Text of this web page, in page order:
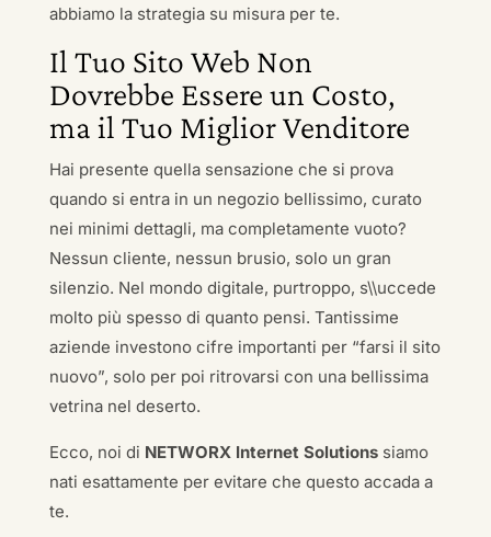
abbiamo la strategia su misura per te.
Il Tuo Sito Web Non
Dovrebbe Essere un Costo,
ma il Tuo Miglior Venditore
Hai presente quella sensazione che si prova
quando si entra in un negozio bellissimo, curato
nei minimi dettagli, ma completamente vuoto?
Nessun cliente, nessun brusio, solo un gran
silenzio. Nel mondo digitale, purtroppo, s\\uccede
molto più spesso di quanto pensi. Tantissime
aziende investono cifre importanti per “farsi il sito
nuovo”, solo per poi ritrovarsi con una bellissima
vetrina nel deserto.
Ecco, noi di NETWORX Internet Solutionssiamo
nati esattamente per evitare che questo accada a
te.